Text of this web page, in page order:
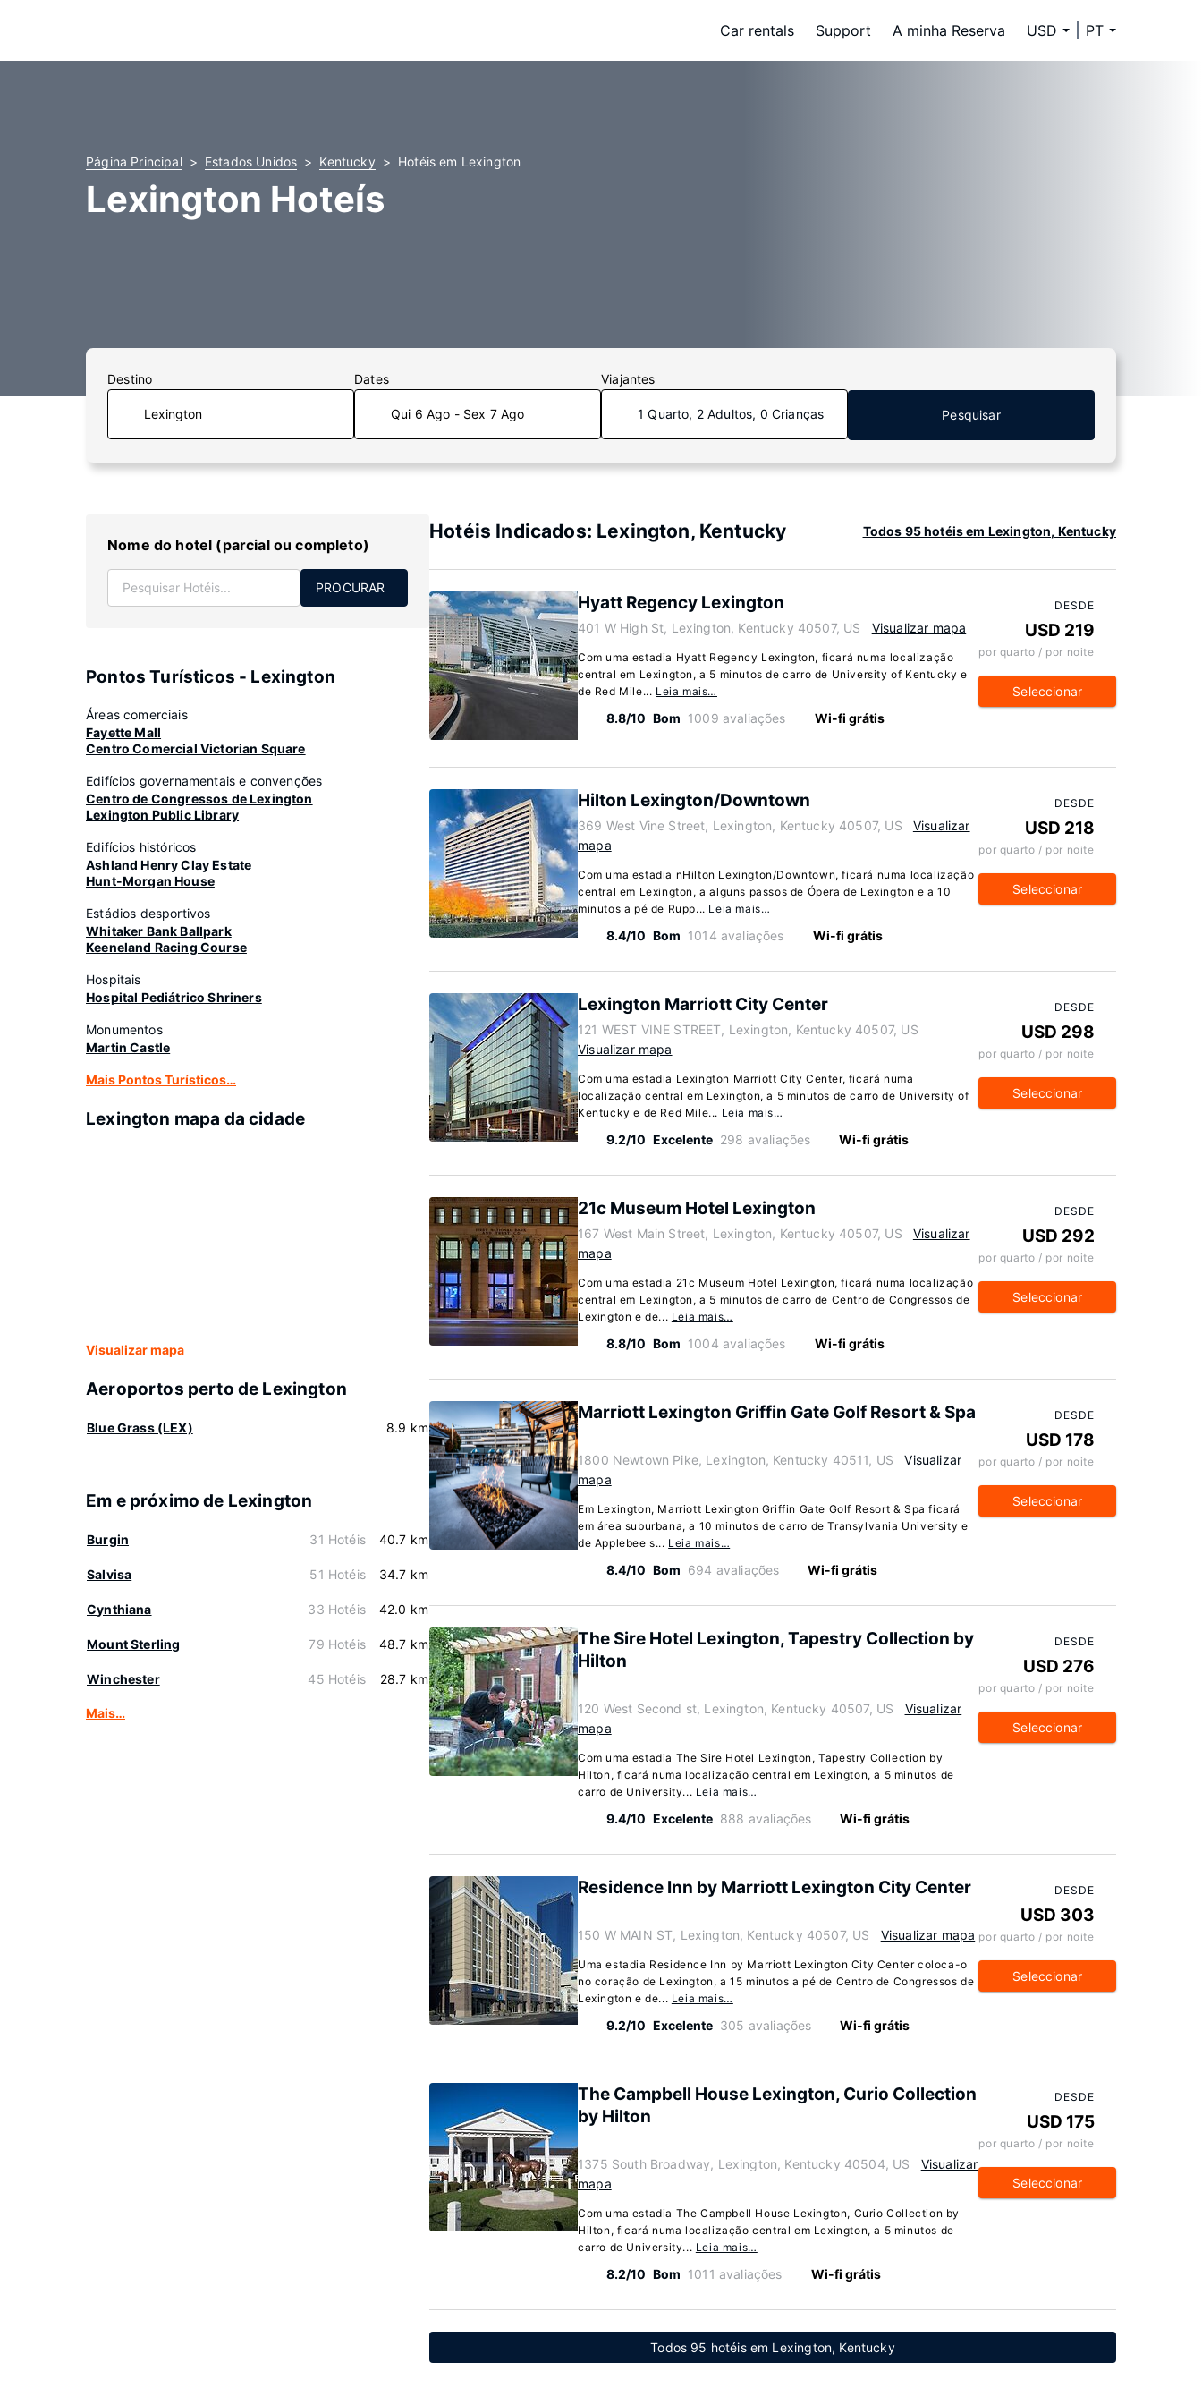
Car rentals Support A minha Reserva USD PT
Página Principal Estados Unidos Kentucky Hotéis em Lexington
Lexington Hoteís
Destino Dates
Qui 6 Ago - Sex 7 Ago
Viajantes
1 Quarto, 2 Adultos, 0 Crianças Pesquisar
Nome do hotel (parcial ou completo)
PROCURAR
Pontos Turísticos - Lexington
Áreas comerciais
Fayette Mall
Centro Comercial Victorian Square
Edifícios governamentais e convenções
Centro de Congressos de Lexington
Lexington Public Library
Edifícios históricos
Ashland Henry Clay Estate
Hunt-Morgan House
Estádios desportivos
Whitaker Bank Ballpark
Keeneland Racing Course
Hospitais
Hospital Pediátrico Shriners
Monumentos
Martin Castle
Mais Pontos Turísticos…
Lexington mapa da cidade
Visualizar mapa
Aeroportos perto de Lexington
Blue Grass (LEX) 8.9 km
Em e próximo de Lexington
Burgin 31 Hotéis 40.7 km
Salvisa 51 Hotéis 34.7 km
Cynthiana 33 Hotéis 42.0 km
Mount Sterling 79 Hotéis 48.7 km
Winchester 45 Hotéis 28.7 km
Mais…
Hotéis Indicados: Lexington, Kentucky Todos 95 hotéis em Lexington, Kentucky
Hyatt Regency Lexington
401 W High St, Lexington, Kentucky 40507, US Visualizar mapa
Com uma estadia Hyatt Regency Lexington, ficará numa localização
central em Lexington, a 5 minutos de carro de University of Kentucky e
de Red Mile... Leia mais…
8.8/10 Bom 1009 avaliações Wi-fi grátis
DESDE
USD 219
por quarto / por noite
Seleccionar
Hilton Lexington/Downtown
369 West Vine Street, Lexington, Kentucky 40507, US
Visualizar
mapa
Com uma estadia nHilton Lexington/Downtown, ficará numa localização
central em Lexington, a alguns passos de Ópera de Lexington e a 10
minutos a pé de Rupp... Leia mais…
8.4/10 Bom 1014 avaliações Wi-fi grátis
DESDE
USD 218
por quarto / por noite
Seleccionar
Lexington Marriott City Center
121 WEST VINE STREET, Lexington, Kentucky 40507, US
Visualizar mapa
Com uma estadia Lexington Marriott City Center, ficará numa
localização central em Lexington, a 5 minutos de carro de University of
Kentucky e de Red Mile... Leia mais…
9.2/10 Excelente 298 avaliações Wi-fi grátis
DESDE
USD 298
por quarto / por noite
Seleccionar
21c Museum Hotel Lexington
167 West Main Street, Lexington, Kentucky 40507, US
Visualizar
mapa
Com uma estadia 21c Museum Hotel Lexington, ficará numa localização
central em Lexington, a 5 minutos de carro de Centro de Congressos de
Lexington e de... Leia mais…
8.8/10 Bom 1004 avaliações Wi-fi grátis
DESDE
USD 292
por quarto / por noite
Seleccionar
Marriott Lexington Griffin Gate Golf Resort & Spa
1800 Newtown Pike, Lexington, Kentucky 40511, US
Visualizar
mapa
Em Lexington, Marriott Lexington Griffin Gate Golf Resort & Spa ficará
em área suburbana, a 10 minutos de carro de Transylvania University e
de Applebee s... Leia mais…
8.4/10 Bom 694 avaliações Wi-fi grátis
DESDE
USD 178
por quarto / por noite
Seleccionar
The Sire Hotel Lexington, Tapestry Collection by
Hilton
120 West Second st, Lexington, Kentucky 40507, US
Visualizar
mapa
Com uma estadia The Sire Hotel Lexington, Tapestry Collection by
Hilton, ficará numa localização central em Lexington, a 5 minutos de
carro de University... Leia mais…
9.4/10 Excelente 888 avaliações Wi-fi grátis
DESDE
USD 276
por quarto / por noite
Seleccionar
Residence Inn by Marriott Lexington City Center
150 W MAIN ST, Lexington, Kentucky 40507, US Visualizar mapa
Uma estadia Residence Inn by Marriott Lexington City Center coloca-o
no coração de Lexington, a 15 minutos a pé de Centro de Congressos de
Lexington e de... Leia mais…
9.2/10 Excelente 305 avaliações Wi-fi grátis
DESDE
USD 303
por quarto / por noite
Seleccionar
The Campbell House Lexington, Curio Collection
by Hilton
1375 South Broadway, Lexington, Kentucky 40504, US
Visualizar
mapa
Com uma estadia The Campbell House Lexington, Curio Collection by
Hilton, ficará numa localização central em Lexington, a 5 minutos de
carro de University... Leia mais…
8.2/10 Bom 1011 avaliações Wi-fi grátis
DESDE
USD 175
por quarto / por noite
Seleccionar
Todos 95 hotéis em Lexington, Kentucky